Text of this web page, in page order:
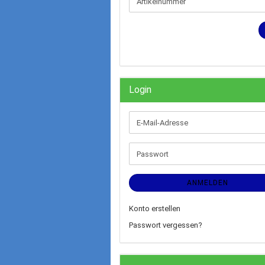
DIE
ARTIKELNUMMER
Login
E-
Mail-
Adresse
Passwort
ANMELDEN
Konto erstellen
Passwort vergessen?